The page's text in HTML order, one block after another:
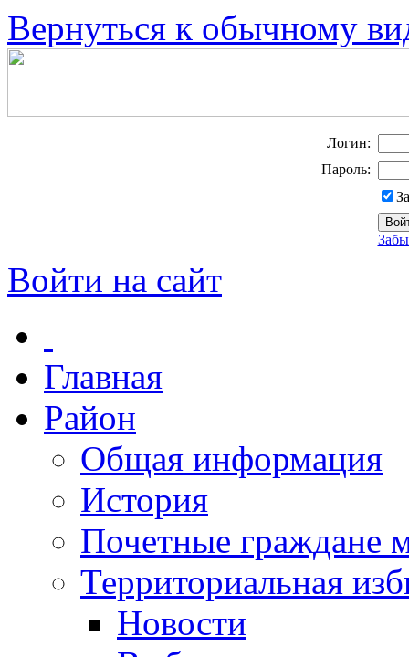
Вернуться к обычному
Логин:
Пароль:
Войти на сайт
Главная
Район
Общая информация
История
Почетные граждане
Территориальная
Новости